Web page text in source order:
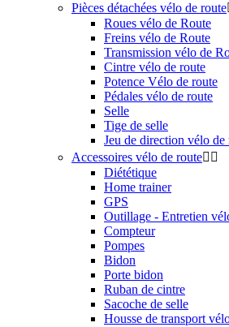
Pièces détachées vélo de route
Roues vélo de Route
Freins vélo de Route
Transmission vélo de
Cintre vélo de route
Potence Vélo de route
Pédales vélo de route
Selle
Tige de selle
Jeu de direction vélo de
Accessoires vélo de route 
Diététique
Home trainer
GPS
Outillage - Entretien
Compteur
Pompes
Bidon
Porte bidon
Ruban de cintre
Sacoche de selle
Housse de transport